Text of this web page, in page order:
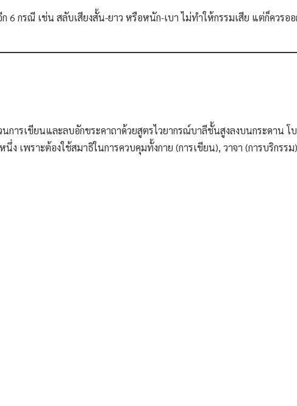
6 กรณี เช่น สลับเสียงสั้น-ยาว หรือหนัก-เบา ไม่ทำให้กรรมเสีย แต่ก็ควรออ
การเขียนและลบอักขระคาถาด้วยสูตรไวยากรณ์บาลีชั้นสูงลงบนกระดาน โบ
เพราะต้องใช้สมาธิในการควบคุมทั้งกาย (การเขียน), วาจา (การบริกรรม)